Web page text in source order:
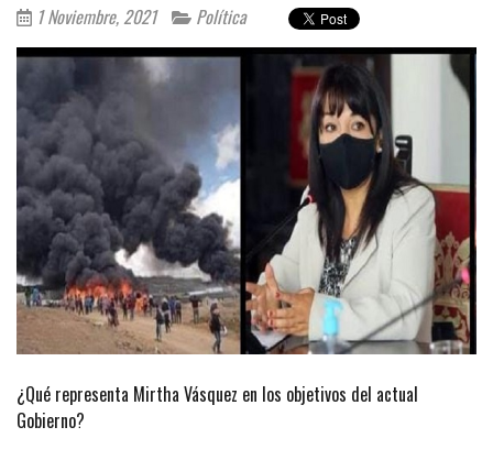
1 Noviembre, 2021 Política
¿Qué representa Mirtha Vásquez en los objetivos del actual
Gobierno?